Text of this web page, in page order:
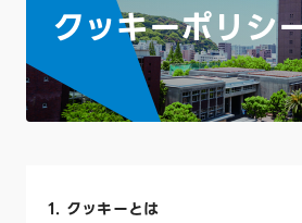
クッキーポリシ
1. クッキーとは